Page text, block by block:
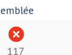
117